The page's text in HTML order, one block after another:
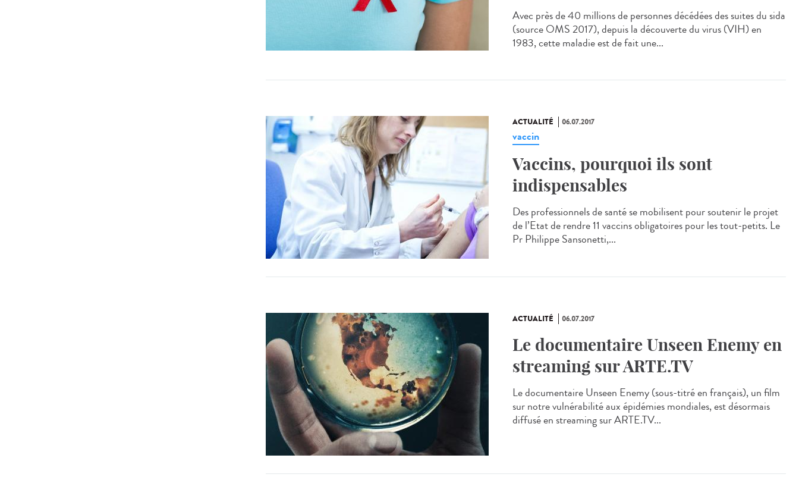
Avec près de 40 millions de personnes décédées des suites du sida
(source OMS 2017), depuis la découverte du virus (VIH) en
1983, cette maladie est de fait une...
ACTUALITÉ 06.07.2017
vaccin
Vaccins, pourquoi ils sont
indispensables
Des professionnels de santé se mobilisent pour soutenir le projet
de l’Etat de rendre 11 vaccins obligatoires pour les tout-petits. Le
Pr Philippe Sansonetti,...
ACTUALITÉ 06.07.2017
Le documentaire Unseen Enemy en
streaming sur ARTE.TV
Le documentaire Unseen Enemy (sous-titré en français), un film
sur notre vulnérabilité aux épidémies mondiales, est désormais
diffusé en streaming sur ARTE.TV...